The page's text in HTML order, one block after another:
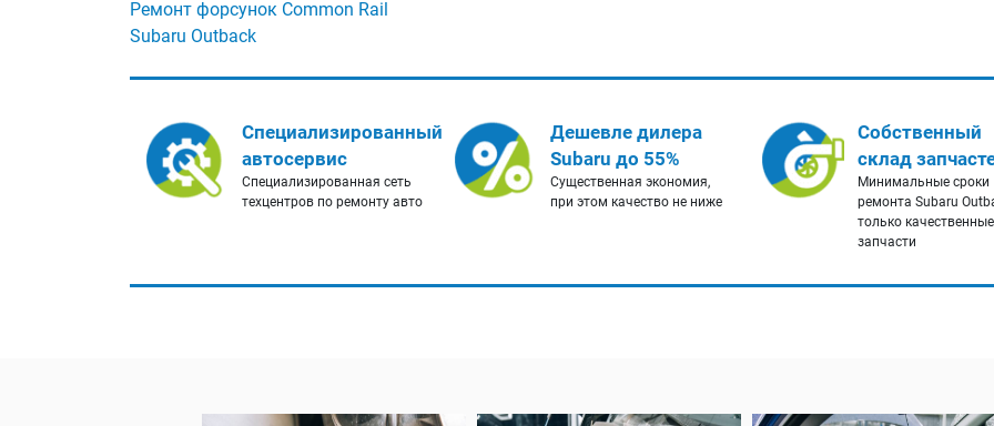
Ремонт форсунок Common Rail
Subaru Outback
Специализированный
автосервис
Специализированная сеть
техцентров по ремонту авто
Дешевле дилера
Subaru до 55%
Существенная экономия,
при этом качество не ниже
Собственный
склад
Минимальные сроки
ремонта Subaru
только качественные
запчасти